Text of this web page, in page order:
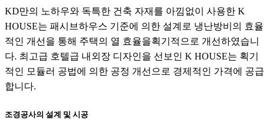
KD만의 노하우와 독특한 건축 자재를 아낌없이 사용한 K
HOUSE는 패시브하우스 기준에 의한 설계로 냉난방비의 효율
적인 개선을 통해 주택의 열 효율을획기적으로 개선하였습니
다. 최고급 호텔급 내외장 디자인을 선보인 K HOUSE는 획기
적인 모듈러 공법에 의한 공정 개선으로 경제적인 가격에 공급
합니다.
조경공사의 설계 및 시공